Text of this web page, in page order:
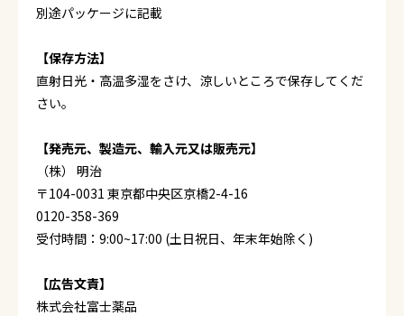
別途パッケージに記載
【保存方法】
直射日光・高温多湿をさけ、涼しいところで保存してくだ
さい。
【発売元、製造元、輸入元又は販売元】
（株） 明治
〒104-0031 東京都中央区京橋2-4-16
0120-358-369
受付時間：9:00~17:00 (土日祝日、年末年始除く)
【広告文責】
株式会社富士薬品